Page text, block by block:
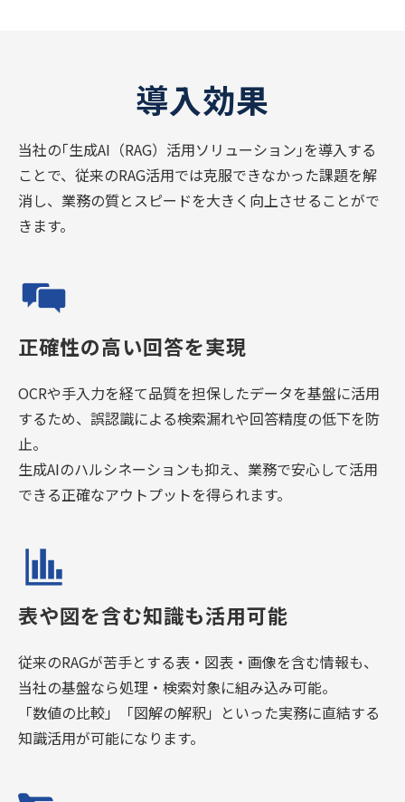
導入効果
当社の｢生成AI（RAG）活用ソリューション｣を導入する
ことで、従来のRAG活用では克服できなかった課題を解
消し、業務の質とスピードを大きく向上させることがで
きます。
正確性の高い回答を実現
OCRや手入力を経て品質を担保したデータを基盤に活用
するため、誤認識による検索漏れや回答精度の低下を防
止。
生成AIのハルシネーションも抑え、業務で安心して活用
できる正確なアウトプットを得られます。
表や図を含む知識も活用可能
従来のRAGが苦手とする表・図表・画像を含む情報も、
当社の基盤なら処理・検索対象に組み込み可能。
「数値の比較」「図解の解釈」といった実務に直結する
知識活用が可能になります。